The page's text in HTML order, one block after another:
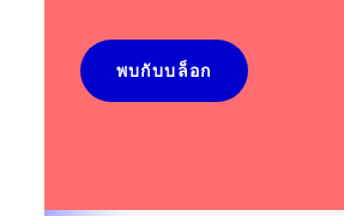
พบกับบล็อก